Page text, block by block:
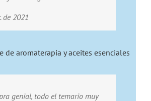
de 2021
de aromaterapia y aceites esenciales
genial, todo el temario muy